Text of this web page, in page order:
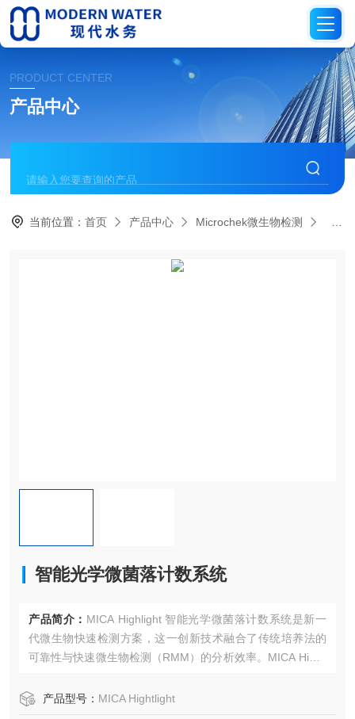
PRODUCT CENTER
产品中心
当前位置：首页 产品中心 Microchek微生物检测
智能光学微菌落计数系统
产品简介： MICA Highlight 智能光学微菌落计数系统是新一
代微生物快速检测方案，这一创新技术融合了传统培养法的
可靠性与快速微生物检测（RMM）的分析效率。MICA Highli
机器学习算法，在培养早期阶段即可对细菌进行精确识别与
产品型号： MICA Hightlight